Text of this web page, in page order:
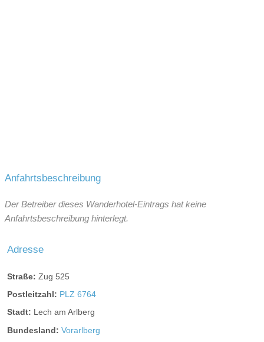
Anfahrtsbeschreibung
Der Betreiber dieses Wanderhotel-Eintrags hat keine
Anfahrtsbeschreibung hinterlegt.
Adresse
Straße: Zug 525
Postleitzahl: PLZ 6764
Stadt: Lech am Arlberg
Bundesland: Vorarlberg